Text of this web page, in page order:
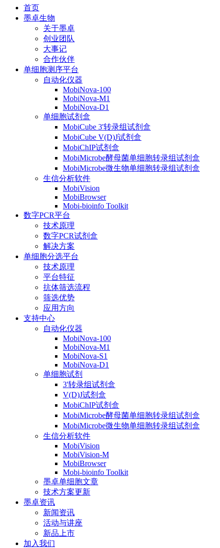
首页
墨卓生物
关于墨卓
创业团队
大事记
合作伙伴
单细胞测序平台
自动化仪器
MobiNova-100
MobiNova-M1
MobiNova-D1
单细胞试剂盒
MobiCube 3'转录组试剂盒
MobiCube V(D)J试剂盒
MobiChIP试剂盒
MobiMicrobe酵母菌单细胞转录组试剂盒
MobiMicrobe微生物单细胞转录组试剂盒
生信分析软件
MobiVision
MobiBrowser
Mobi-bioinfo Toolkit
数字PCR平台
技术原理
数字PCR试剂盒
解决方案
单细胞分选平台
技术原理
平台特征
抗体筛选流程
筛选优势
应用方向
支持中心
自动化仪器
MobiNova-100
MobiNova-M1
MobiNova-S1
MobiNova-D1
单细胞试剂
3'转录组试剂盒
V(D)J试剂盒
MobiChIP试剂盒
MobiMicrobe酵母菌单细胞转录组试剂盒
MobiMicrobe微生物单细胞转录组试剂盒
生信分析软件
MobiVision
MobiVision-M
MobiBrowser
Mobi-bioinfo Toolkit
墨卓单细胞文章
技术方案更新
墨卓资讯
新闻资讯
活动与讲座
新品上市
加入我们